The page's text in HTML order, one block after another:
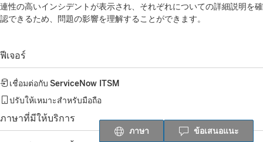
連性の高いインシデントが表示され、それぞれについての詳細説明を確
認できるため、問題の影響を理解することができます。
ฟีเจอร์
เชื่อมต่อกับ ServiceNow ITSM
ปรับให้เหมาะสำหรับมือถือ
ภาษาที่มีให้บริการ
ภาษา ข้อเสนอแนะ